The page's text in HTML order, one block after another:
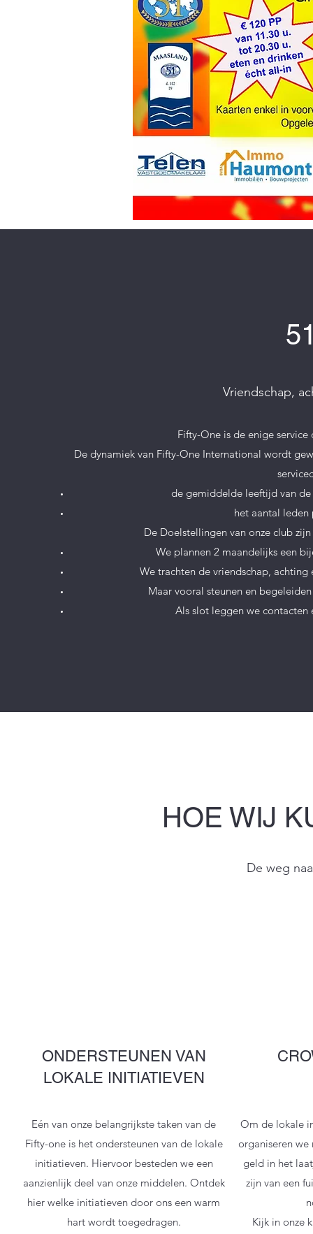
Vriendschap,
Fifty-One is de enige
De dynamiek van Fifty-One International wordt
de gemiddelde leeftijd van
het aantal
De Doelstellingen van onze club
We plannen 2 maandelijks een
We trachten de vriendschap,
Maar vooral steunen en
Als slot leggen we
HOE WIJ
De weg
ONDERSTEUNEN VAN
LOKALE INITIATIEVEN
Eén van onze belangrijkste taken van de
Fifty-one is het ondersteunen van de lokale
initiatieven. Hiervoor besteden we een
aanzienlijk deel van onze middelen. Ontdek
hier welke initiatieven door ons een warm
hart wordt toegedragen.
Om de lokale
organiseren
geld in het
zijn van een
Kijk in onze